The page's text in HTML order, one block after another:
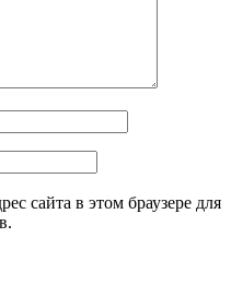
сайта в этом браузере для